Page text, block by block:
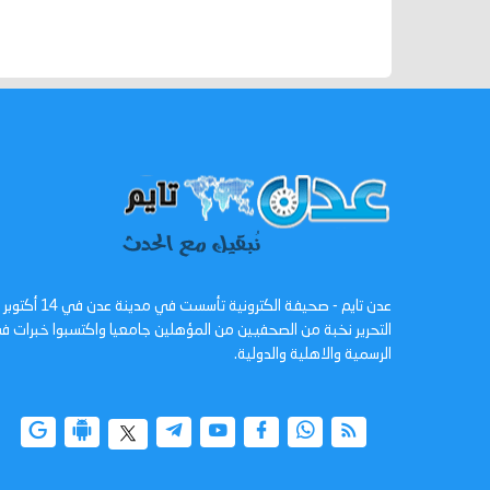
التحرير نخبة من الصحفيين من المؤهلين جامعيا واكتسبوا
الرسمية والاهلية والدولية.